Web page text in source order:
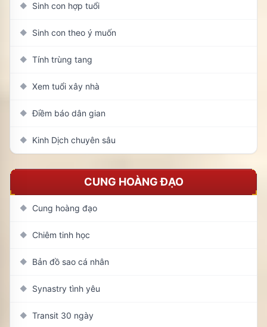
◆ Sinh con hợp tuổi
◆ Sinh con theo ý muốn
◆ Tính trùng tang
◆ Xem tuổi xây nhà
◆ Điềm báo dân gian
◆ Kinh Dịch chuyên sâu
CUNG HOÀNG ĐẠO
◆ Cung hoàng đạo
◆ Chiêm tinh học
◆ Bản đồ sao cá nhân
◆ Synastry tình yêu
◆ Transit 30 ngày